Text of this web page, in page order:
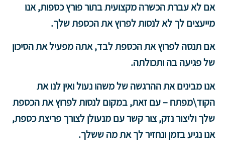
אם לא עברת הכשרה מקצועית בתורפורץ כספות, אנו
מייעצים לך לא לנסות לפרוץ את הכספת שלך.
אם תנסה לפרוץ את הכספת לבד, אתה מפעיל את הסיכון
של פגיעה בה ותכולתה.
אנו מבינים את ההרגשה של משהו נעול ואין לנו את
הקוד\מפתח – עם זאת, במקום לנסות לפרוץ את הכספת
שלך וליצור נזק, צור קשר עם מנעולן לצורך פריצת כספת,
אנו נגיע בזמן ונחזיר לך את מה ששלך.